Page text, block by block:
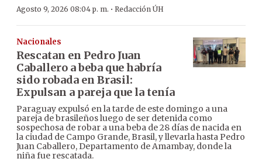
Agosto 9, 2026 08:04 p. m. · Redacción ÚH
Nacionales
Rescatan en Pedro Juan
Caballero a beba que habría
sido robada en Brasil:
Expulsan a pareja que la tenía
Paraguay expulsó en la tarde de este domingo a una
pareja de brasileños luego de ser detenida como
sospechosa de robar a una beba de 28 días de nacida en
la ciudad de Campo Grande, Brasil, y llevarla hasta Pedro
Juan Caballero, Departamento de Amambay, donde la
niña fue rescatada.